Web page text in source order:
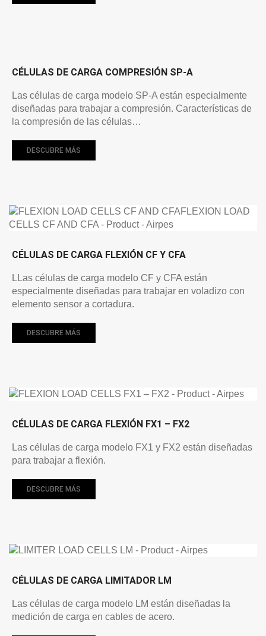
CÉLULAS DE CARGA COMPRESIÓN SP-A
Las células de carga modelo SP-A están especialmente
diseñadas para trabajar a compresión. Características de
la compresión de las células…
DESCUBRE MÁS
CÉLULAS DE CARGA FLEXIÓN CF Y CFA
LLas células de carga modelo CF y CFA están
especialmente diseñadas para trabajar en voladizo con
elemento sensor a cortadura.
DESCUBRE MÁS
CÉLULAS DE CARGA FLEXIÓN FX1 – FX2
Las células de carga modelo FX1 y FX2 están diseñadas
para trabajar a flexión.
DESCUBRE MÁS
CÉLULAS DE CARGA LIMITADOR LM
Las células de carga modelo LM están diseñadas la
medición de carga en cables de acero.